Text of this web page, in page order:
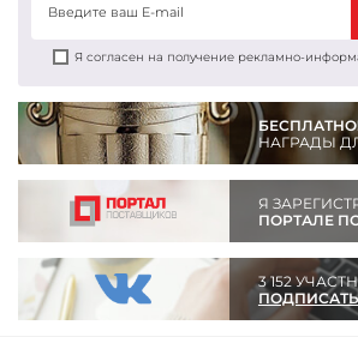
Я согласен на получение рекламно-
НАГРАДЫ
Я
ПОРТАЛЕ
3 152